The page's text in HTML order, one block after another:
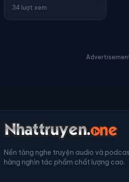
34 lượt xem
Nền tảng nghe truyện audio và
hàng nghìn tác phẩm chất lượng cao.